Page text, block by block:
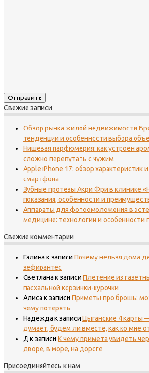
Свежие записи
Обзор рынка жилой недвижимости
тенденции и особенности выбора
Нишевая парфюмерия: как устроен
сложно перепутать с чужим
Apple iPhone 17: обзор характеристик
смартфона
Зубные протезы Акри Фри в клинике
показания, особенности и
Аппараты для фотоомоложения в
медицине: технологии и особенности
Свежие комментарии
Галина к записи Почему нельзя дома
зефирантес
Светлана к записи Плетение из
пасхальной корзинки-курочки
Алиса к записи Приметы про брошь:
чему потерять
Надежда к записи Цыганские 4 карты
думает, будем ли вместе, как ко мне
Д к записи К чему примета увидеть
дворе, в море, на дороге
Присоединяйтесь к нам